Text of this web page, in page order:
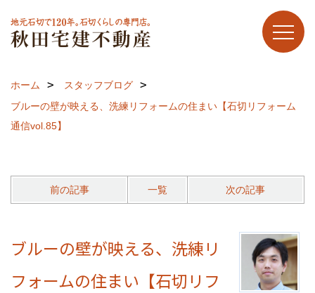
ホーム
スタッフブログ
ブルーの壁が映える、洗練リフォームの住まい【石切リフォーム
通信vol.85】
前の記事 一覧 次の記事
ブルーの壁が映える、洗練リ
フォームの住まい【石切リフ